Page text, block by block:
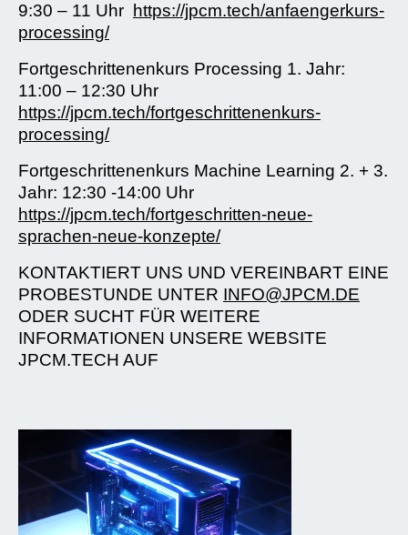
9:30 – 11 Uhr
https://jpcm.tech/anfaengerkurs-
processing/
Fortgeschrittenenkurs Processing 1. Jahr:
11:00 – 12:30 Uhr
https://jpcm.tech/fortgeschrittenenkurs-
processing/
Fortgeschrittenenkurs Machine Learning 2. + 3.
Jahr: 12:30 -14:00 Uhr
https://jpcm.tech/fortgeschritten-neue-
sprachen-neue-konzepte/
KONTAKTIERT UNS UND VEREINBART EINE
PROBESTUNDE UNTER INFO@JPCM.DE
ODER SUCHT FÜR WEITERE
INFORMATIONEN UNSERE WEBSITE
JPCM.TECH AUF